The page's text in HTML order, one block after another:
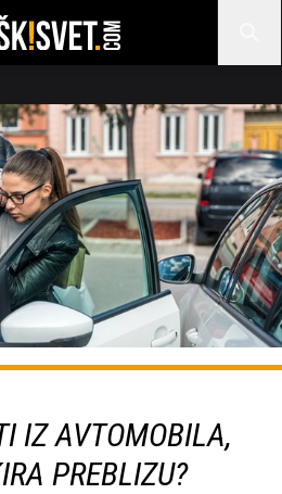
IZ AVTOMOBILA,
PREBLIZU?